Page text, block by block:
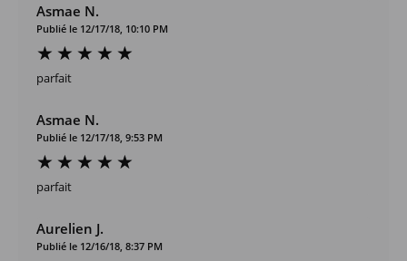
Asmae N.
Publié le 12/17/18, 10:10 PM
parfait
Asmae N.
Publié le 12/17/18, 9:53 PM
parfait
Aurelien J.
Publié le 12/16/18, 8:37 PM